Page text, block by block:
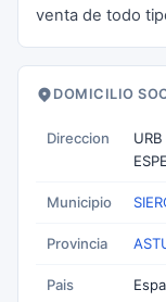
venta de todo
DOMICILIO
Direccion
Municipio
Provincia
Pais